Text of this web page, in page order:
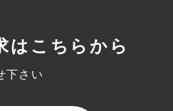
はこちらから
下さい